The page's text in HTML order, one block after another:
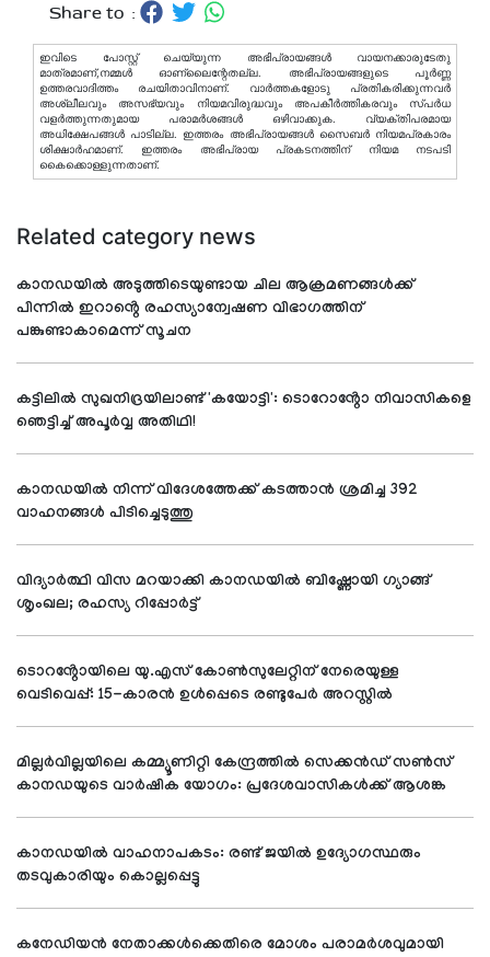
Share to :
ഇവിടെ പോസ്റ്റ് ചെയ്യുന്ന അഭിപ്രായങ്ങള്‍ വായനക്കാരുടേതു
മാത്രമാണ്,നമ്മൾ ഓണ്ലൈന്റേതല്ല. അഭിപ്രായങ്ങളുടെ പൂർണ്ണ
ഉത്തരവാദിത്തം രചയിതാവിനാണ്. വാര്‍ത്തകളോടു പ്രതികരിക്കുന്നവര്‍
അശ്ലീലവും അസഭ്യവും നിയമവിരുദ്ധവും അപകീര്‍ത്തികരവും സ്പര്‍ധ
വളര്‍ത്തുന്നതുമായ പരാമര്‍ശങ്ങള്‍ ഒഴിവാക്കുക. വ്യക്തിപരമായ
അധിക്ഷേപങ്ങള്‍ പാടില്ല. ഇത്തരം അഭിപ്രായങ്ങള്‍ സൈബര്‍ നിയമപ്രകാരം
ശിക്ഷാര്‍ഹമാണ്. ഇത്തരം അഭിപ്രായ പ്രകടനത്തിന് നിയമ നടപടി
കൈക്കൊള്ളുന്നതാണ്.
Related category news
കാനഡയിൽ അടുത്തിടെയുണ്ടായ ചില ആക്രമണങ്ങൾക്ക്
പിന്നിൽ ഇറാൻ്റെ രഹസ്യാന്വേഷണ വിഭാഗത്തിന്
പങ്കുണ്ടാകാമെന്ന് സൂചന
കട്ടിലിൽ സുഖനിദ്രയിലാണ്ട് 'കയോട്ടി': ടൊറോൻ്റോ നിവാസികളെ
ഞെട്ടിച്ച് അപൂർവ്വ അതിഥി!
കാനഡയിൽ നിന്ന് വിദേശത്തേക്ക് കടത്താൻ ശ്രമിച്ച 392
വാഹനങ്ങൾ പിടിച്ചെടുത്തു
വിദ്യാര്‍ത്ഥി വിസ മറയാക്കി കാനഡയില്‍ ബിഷ്ണോയി ഗ്യാങ്ങ്
ശൃംഖല; രഹസ്യ റിപ്പോര്‍ട്ട്
ടൊറൻ്റോയിലെ യു.എസ് കോൺസുലേറ്റിന് നേരെയുള്ള
വെടിവെപ്പ്: 15-കാരൻ ഉൾപ്പെടെ രണ്ടുപേർ അറസ്റ്റിൽ
മില്ലർവില്ലയിലെ കമ്മ്യൂണിറ്റി കേന്ദ്രത്തിൽ സെക്കൻഡ് സൺസ്
കാനഡയുടെ വാർഷിക യോഗം: പ്രദേശവാസികൾക്ക് ആശങ്ക
കാനഡയിൽ വാഹനാപകടം: രണ്ട് ജയിൽ ഉദ്യോഗസ്ഥരും
തടവുകാരിയും കൊല്ലപ്പെട്ടു
കനേഡിയൻ നേതാക്കൾക്കെതിരെ മോശം പരാമർശവുമായി